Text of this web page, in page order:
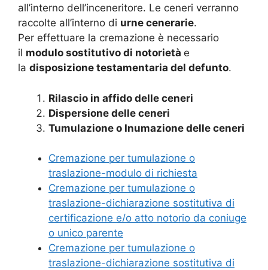
all’interno dell’inceneritore. Le ceneri verranno
raccolte all’interno di urne cenerarie.
Per effettuare la cremazione è necessario
il modulo sostitutivo di notorietà e
la disposizione testamentaria del defunto.
Rilascio in affido delle ceneri
Dispersione delle ceneri
Tumulazione o Inumazione delle ceneri
Cremazione per tumulazione o
traslazione-modulo di richiesta
Cremazione per tumulazione o
traslazione-dichiarazione sostitutiva di
certificazione e/o atto notorio da coniuge
o unico parente
Cremazione per tumulazione o
traslazione-dichiarazione sostitutiva di